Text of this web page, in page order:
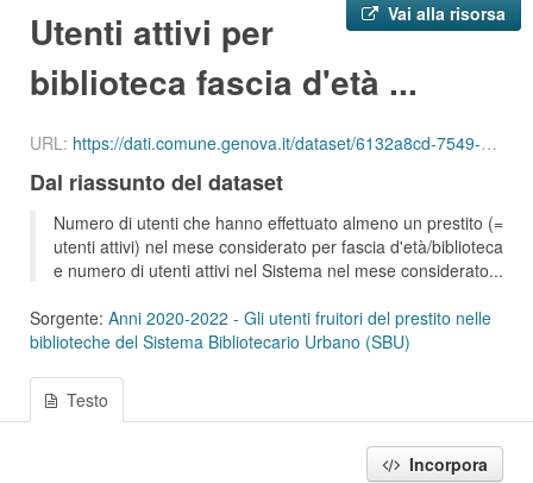
Vai alla risorsa
Utenti attivi per
biblioteca fascia d'età ...
URL: https://dati.comune.genova.it/dataset/6132a8cd-7549-4c9d-8613-d075f5f547d2/resource/21047213-3029-441f-9bd7-47226c8920b2/download/ute_attivi_fet_25_34_bib_sbu_01_202009.json
Dal riassunto del dataset
Numero di utenti che hanno effettuato almeno un prestito (=
utenti attivi) nel mese considerato per fascia d'età/biblioteca
e numero di utenti attivi nel Sistema nel mese considerato...
Sorgente: Anni 2020-2022 - Gli utenti fruitori del prestito nelle
biblioteche del Sistema Bibliotecario Urbano (SBU)
Testo
Incorpora